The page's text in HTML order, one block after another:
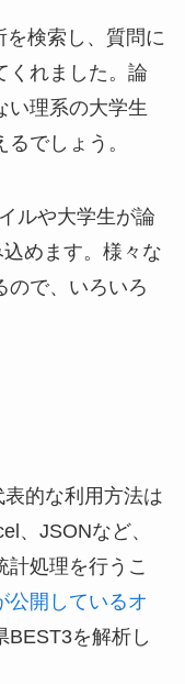
を検索し、質問に
くれました。論
い理系の大学生
でしょう。
ルや大学生が論
めます。様々な
ので、いろいろ
的な利用方法は
、JSONなど、
処理を行うこ
公開しているオ
BEST3を解析し